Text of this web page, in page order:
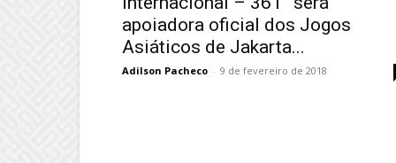
apoiadora oficial dos Jogos
Asiáticos de Jakarta...
Adilson Pacheco - 9 de fevereiro de 2018